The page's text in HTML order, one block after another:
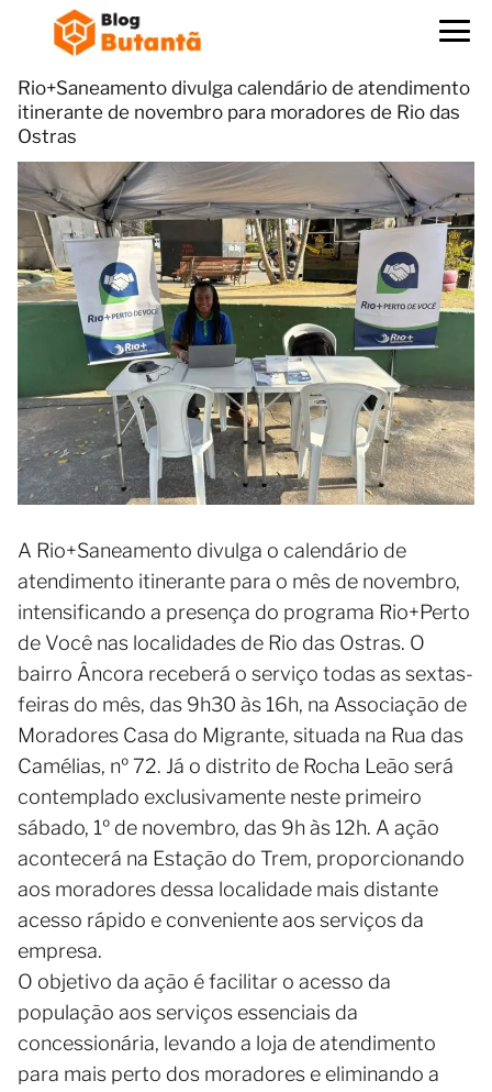
Rio+Saneamento divulga calendário de atendimento
itinerante de novembro para moradores de Rio das
Ostras
A Rio+Saneamento divulga o calendário de
atendimento itinerante para o mês de novembro,
intensificando a presença do programa Rio+Perto
de Você nas localidades de Rio das Ostras. O
bairro Âncora receberá o serviço todas as sextas-
feiras do mês, das 9h30 às 16h, na Associação de
Moradores Casa do Migrante, situada na Rua das
Camélias, nº 72. Já o distrito de Rocha Leão será
contemplado exclusivamente neste primeiro
sábado, 1º de novembro, das 9h às 12h. A ação
acontecerá na Estação do Trem, proporcionando
aos moradores dessa localidade mais distante
acesso rápido e conveniente aos serviços da
empresa.
O objetivo da ação é facilitar o acesso da
população aos serviços essenciais da
concessionária, levando a loja de atendimento
para mais perto dos moradores e eliminando a